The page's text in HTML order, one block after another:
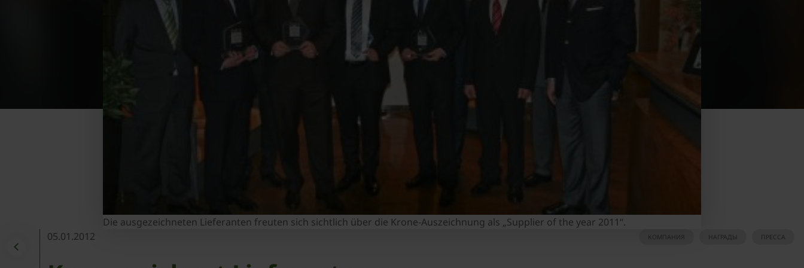
Die ausgezeichneten Lieferanten freuten sich sichtlich über die Krone-Auszeichnung als „Supplier of the year 2011“.
05.01.2012
ПРЕССА
НАГРАДЫ
КОМПАНИЯ